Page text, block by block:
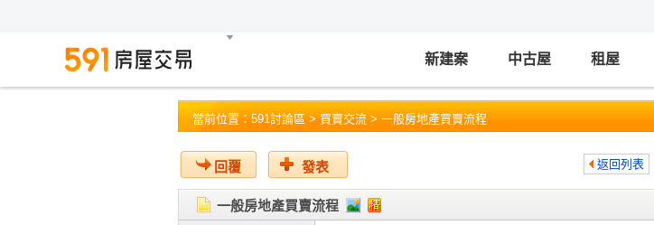
新建案 中古屋 租屋
當前位置： 591討論區 > 買賣交流 > 一般房地產買賣流程
回覆 發表 返回列表
一般房地產買賣流程